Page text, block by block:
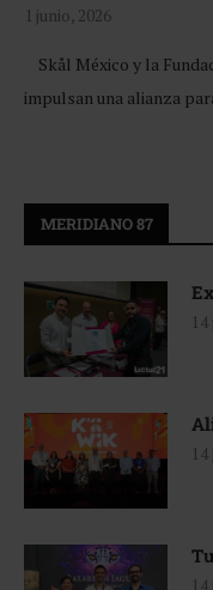
1 junio, 2026
Skål México y la
impulsan una alianza
MERIDIANO 87